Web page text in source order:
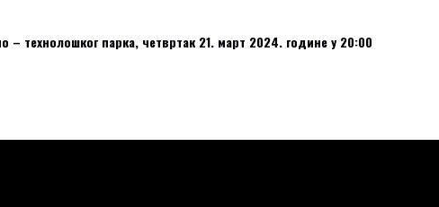
– технолошког парка, четвртак 21. март 2024. године у 20:00